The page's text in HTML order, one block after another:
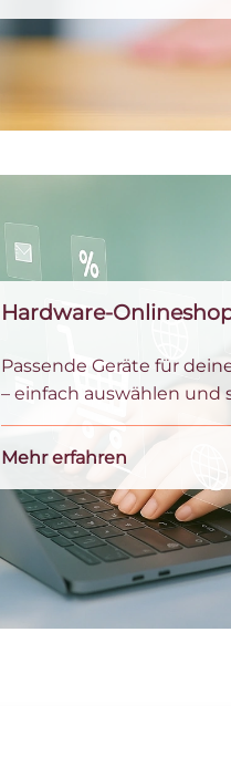
Hardware-
Passende Geräte für
– einfach auswählen und
Mehr erfahren